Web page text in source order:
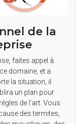
de la
faites appel à
domaine, et a
la situation, il
un plan pour
de l’art. Vous
des termites,